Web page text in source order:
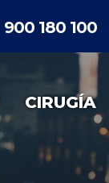
900 180 100
CIRUGÍA